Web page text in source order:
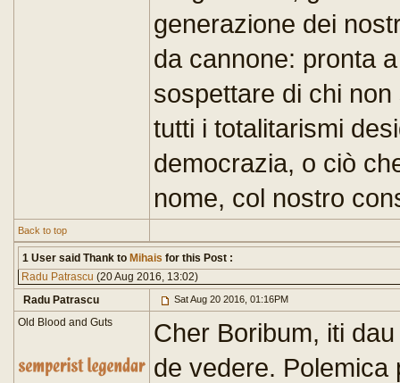
generazione dei
da cannone: pronta
sospettare di chi
tutti i totalitarismi
democrazia, o ciò
nome, col nostro
Back to top
1 User said Thank to Mihais for this Post :
Radu Patrascu (20 Aug 2016, 13:02)
Radu Patrascu
Sat Aug 20 2016, 01:16PM
Old Blood and Guts
Cher Boribum, iti
de vedere.